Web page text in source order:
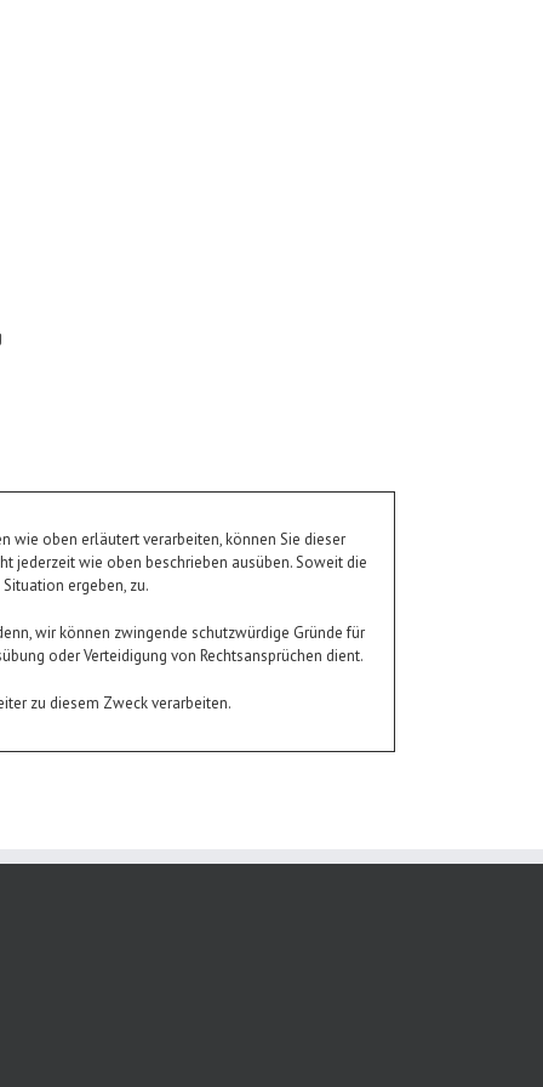
wie oben erläutert verarbeiten, können Sie dieser
jederzeit wie oben beschrieben ausüben. Soweit die
ergeben, zu.
wir können zwingende schutzwürdige Gründe für
oder Verteidigung von Rechtsansprüchen dient.
zu diesem Zweck verarbeiten.